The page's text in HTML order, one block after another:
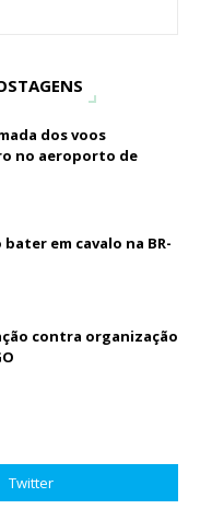
dos voos
no aeroporto de
em cavalo na BR-
contra organização